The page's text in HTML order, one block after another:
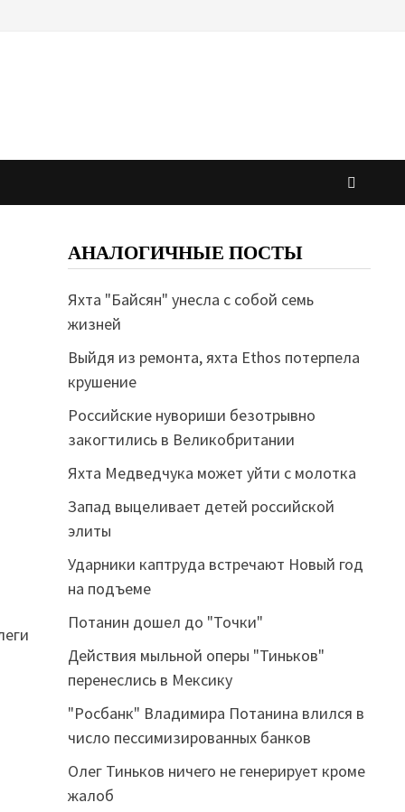
АНАЛОГИЧНЫЕ ПОСТЫ
Яхта "Байсян" унесла с собой семь
жизней
Выйдя из ремонта, яхта Ethos потерпела
крушение
Российские нувориши безотрывно
закогтились в Великобритании
Яхта Медведчука может уйти с молотка
Запад выцеливает детей российской
элиты
Ударники каптруда встречают Новый год
на подъеме
Потанин дошел до "Точки"
Действия мыльной оперы "Тиньков"
перенеслись в Мексику
"Росбанк" Владимира Потанина влился в
число пессимизированных банков
Олег Тиньков ничего не генерирует кроме
жалоб